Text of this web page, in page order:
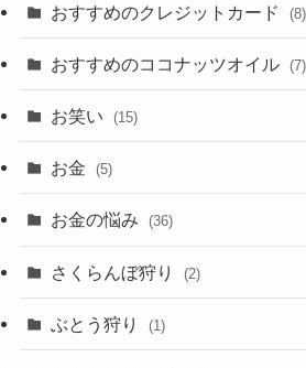
おすすめのクレジットカード (8)
おすすめのココナッツオイル (7)
お笑い (15)
お金 (5)
お金の悩み (36)
さくらんぼ狩り (2)
ぶとう狩り (1)